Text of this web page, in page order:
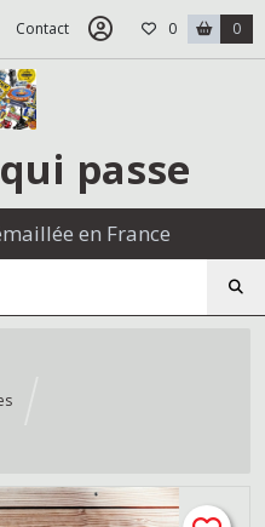
Contact 0 0
passe
en France